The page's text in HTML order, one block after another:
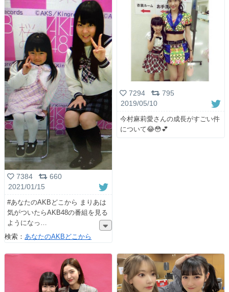
7384
660
2021/01/15
#あなたのAKBどこから まりあは
気がついたらAKB48の番組を見る
ようになっ
検索： あなたのAKBどこから
7294
795
2019/05/10
今村麻莉愛さんの成長がすごい件
について😂😳💕